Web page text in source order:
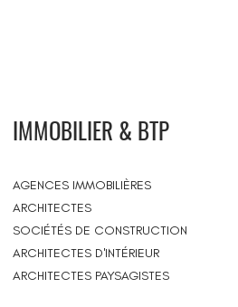
IMMOBILIER & BTP
AGENCES IMMOBILIÈRES
ARCHITECTES
SOCIÉTÉS DE CONSTRUCTION
ARCHITECTES D'INTÉRIEUR
ARCHITECTES PAYSAGISTES